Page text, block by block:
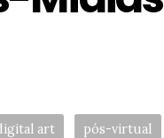
art pós-virtual